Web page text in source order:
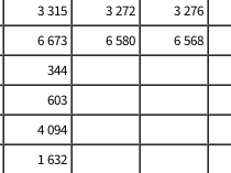
3 315 3 272 3 276
6 673 6 580 6 568
344
603
4 094
1 632